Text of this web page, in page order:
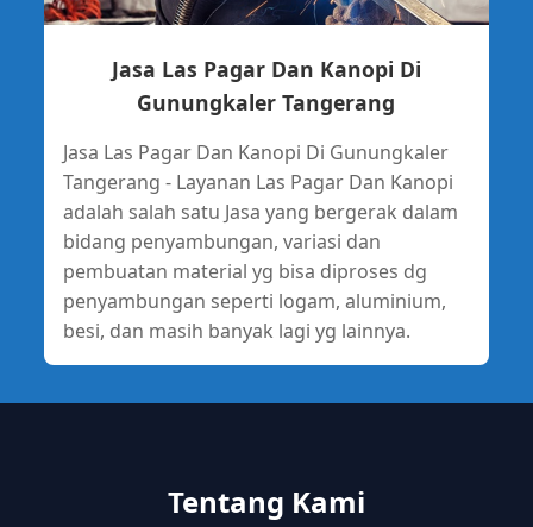
Jasa Las Pagar Dan Kanopi Di
Gunungkaler Tangerang
Jasa Las Pagar Dan Kanopi Di Gunungkaler
Tangerang - Layanan Las Pagar Dan Kanopi
adalah salah satu Jasa yang bergerak dalam
bidang penyambungan, variasi dan
pembuatan material yg bisa diproses dg
penyambungan seperti logam, aluminium,
besi, dan masih banyak lagi yg lainnya.
Tentang Kami